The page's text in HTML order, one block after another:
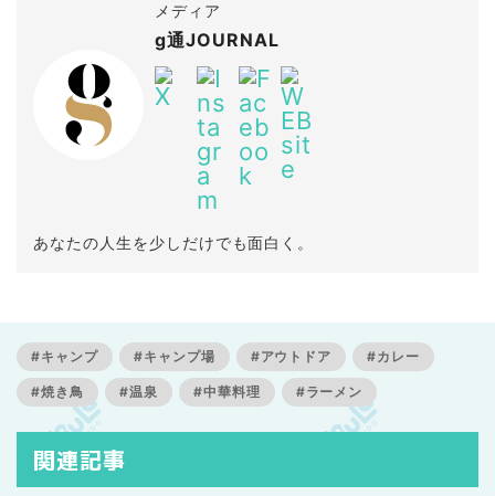
メディア
g通JOURNAL
あなたの人生を少しだけでも面白く。
#キャンプ #キャンプ場 #アウトドア #カレー
#焼き鳥 #温泉 #中華料理 #ラーメン
関連記事